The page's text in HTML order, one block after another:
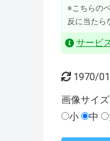
※こちらの
反に当たら
サービ
1970/
画像サイズ
小
中